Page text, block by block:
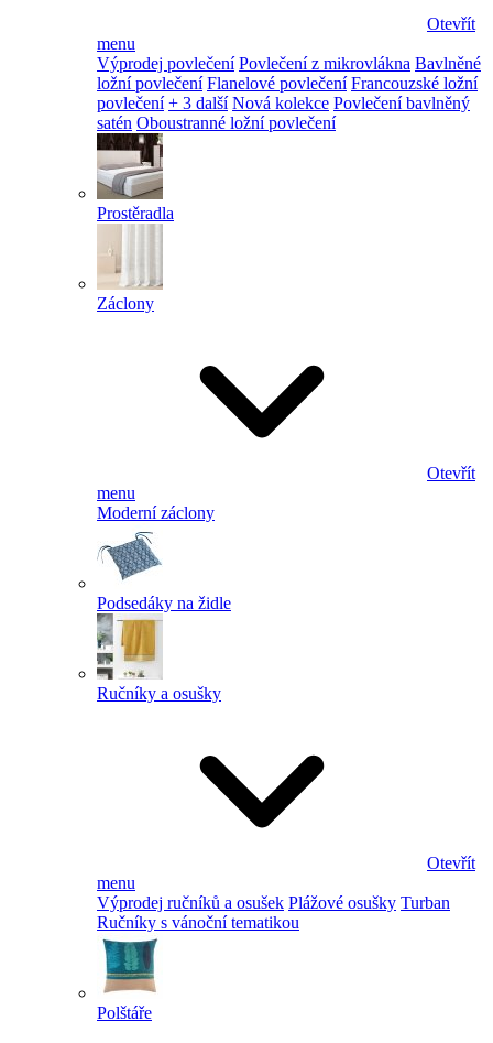
Otevřít
menu
Výprodej povlečení Povlečení z mikrovlákna Bavlněné
ložní povlečení Flanelové povlečení Francouzské ložní
povlečení + 3 další Nová kolekce Povlečení bavlněný
satén Oboustranné ložní povlečení
Prostěradla
Záclony
Otevřít
menu
Moderní záclony
Podsedáky na židle
Ručníky a osušky
Otevřít
menu
Výprodej ručníků a osušek Plážové osušky Turban
Ručníky s vánoční tematikou
Polštáře